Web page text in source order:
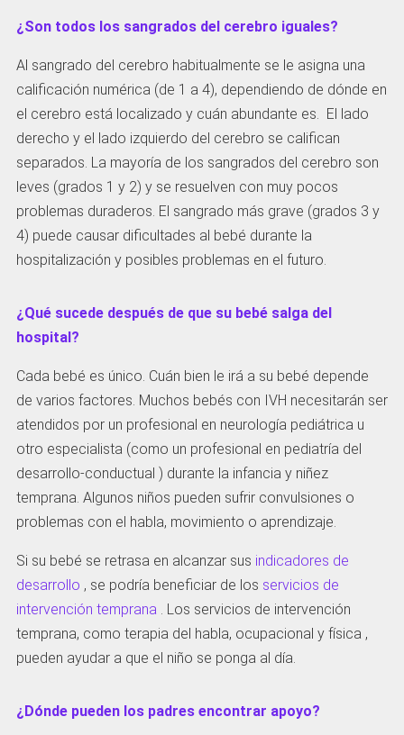
¿Son todos los sangrados del cerebro iguales?
Al sangrado del cerebro habitualmente se le asigna una
calificación numérica (de 1 a 4), dependiendo de dónde en
el cerebro está localizado y cuán abundante es. El lado
derecho y el lado izquierdo del cerebro se califican
separados. La mayoría de los sangrados del cerebro son
leves (grados 1 y 2) y se resuelven con muy pocos
problemas duraderos. El sangrado más grave (grados 3 y
4) puede causar dificultades al bebé durante la
hospitalización y posibles problemas en el futuro.
¿Qué sucede después de que su bebé salga del
hospital?
Cada bebé es único. Cuán bien le irá a su bebé depende
de varios factores. Muchos bebés con IVH necesitarán ser
atendidos por un profesional en neurología pediátrica u
otro especialista (como un profesional en pediatría del
desarrollo-conductual ) durante la infancia y niñez
temprana. Algunos niños pueden sufrir convulsiones o
problemas con el habla, movimiento o aprendizaje.
Si su bebé se retrasa en alcanzar sus indicadores de
desarrollo , se podría beneficiar de los servicios de
intervención temprana. Los servicios de intervención
temprana, como terapia del habla, ocupacional y física ,
pueden ayudar a que el niño se ponga al día.
¿Dónde pueden los padres encontrar apoyo?